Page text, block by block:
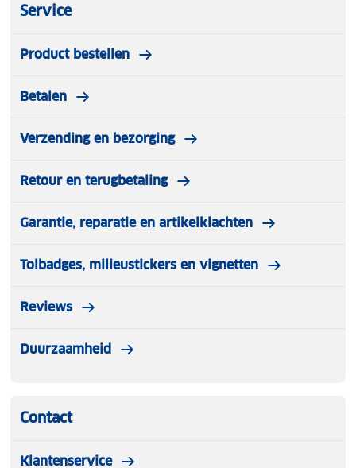
Service
Product bestellen
Betalen
Verzending en bezorging
Retour en terugbetaling
Garantie, reparatie en artikelklachten
Tolbadges, milieustickers en vignetten
Reviews
Duurzaamheid
Contact
Klantenservice